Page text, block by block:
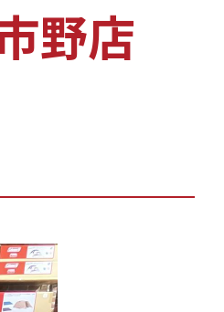
野店